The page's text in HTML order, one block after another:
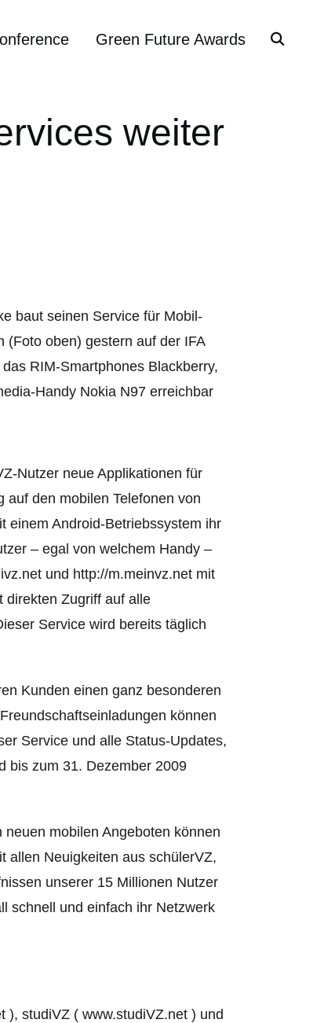
Green Future Awards
weiter
baut seinen Service für Mobil-
(Foto oben) gestern auf der IFA
RIM-Smartphones Blackberry,
Handy Nokia N97 erreichbar
Nutzer neue Applikationen für
den mobilen Telefonen von
einem Android-Betriebssystem ihr
– egal von welchem Handy –
und http://m.meinvz.net mit
direkten Zugriff auf alle
Service wird bereits täglich
Kunden einen ganz besonderen
können
Service und alle Status-Updates,
bis zum 31. Dezember 2009
mobilen Angeboten können
allen Neuigkeiten aus schülerVZ,
unserer 15 Millionen Nutzer
schnell und einfach ihr Netzwerk
), studiVZ ( www.studiVZ.net ) und